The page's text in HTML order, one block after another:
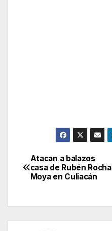
Post
navigation
Atacan a balazos
casa de Rubén Rocha
Moya en Culiacán